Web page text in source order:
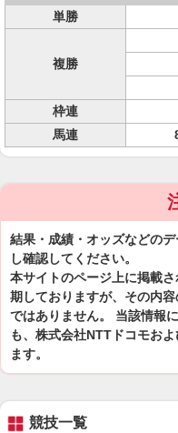
単勝
複勝
枠連
馬連
結果・成績・オッズなどの
し確認してください。
本サイトのページ上に掲載
期しておりますが、その内
ではありません。 当該情報
も、株式会社NTTドコモお
ます。
競技一覧